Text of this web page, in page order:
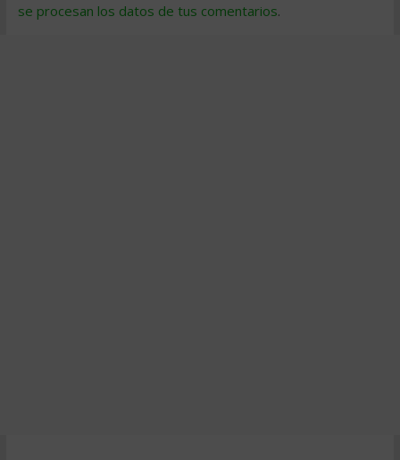
se procesan los datos de tus comentarios.